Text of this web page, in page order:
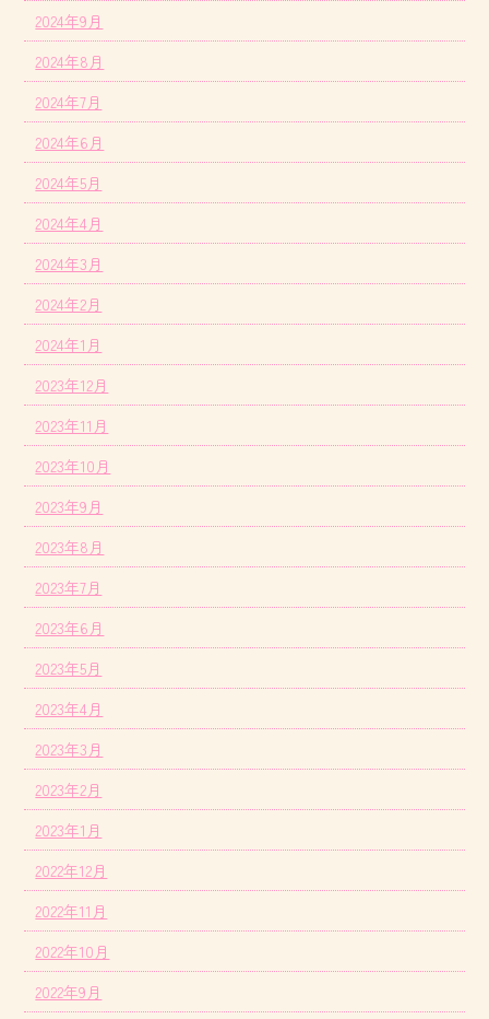
2024年9月
2024年8月
2024年7月
2024年6月
2024年5月
2024年4月
2024年3月
2024年2月
2024年1月
2023年12月
2023年11月
2023年10月
2023年9月
2023年8月
2023年7月
2023年6月
2023年5月
2023年4月
2023年3月
2023年2月
2023年1月
2022年12月
2022年11月
2022年10月
2022年9月